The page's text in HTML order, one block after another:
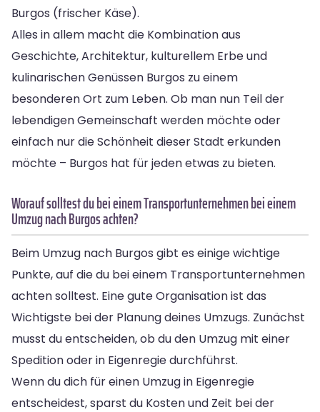
Burgos (frischer Käse).
Alles in allem macht die Kombination aus
Geschichte, Architektur, kulturellem Erbe und
kulinarischen Genüssen Burgos zu einem
besonderen Ort zum Leben. Ob man nun Teil der
lebendigen Gemeinschaft werden möchte oder
einfach nur die Schönheit dieser Stadt erkunden
möchte – Burgos hat für jeden etwas zu bieten.
Worauf solltest du bei einem Transportunternehmen bei einem
Umzug nach Burgos achten?
Beim Umzug nach Burgos gibt es einige wichtige
Punkte, auf die du bei einem Transportunternehmen
achten solltest. Eine gute Organisation ist das
Wichtigste bei der Planung deines Umzugs. Zunächst
musst du entscheiden, ob du den Umzug mit einer
Spedition oder in Eigenregie durchführst.
Wenn du dich für einen Umzug in Eigenregie
entscheidest, sparst du Kosten und Zeit bei der